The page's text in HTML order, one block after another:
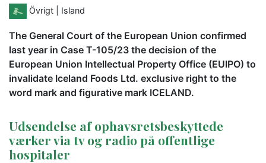
Övrigt | Island
The General Court of the European Union confirmed
last year in Case T-105/23 the decision of the
European Union Intellectual Property Office (EUIPO) to
invalidate Iceland Foods Ltd. exclusive right to the
word mark and figurative mark ICELAND.
Udsendelse af ophavsretsbeskyttede
værker via tv og radio på offentlige
hospitaler